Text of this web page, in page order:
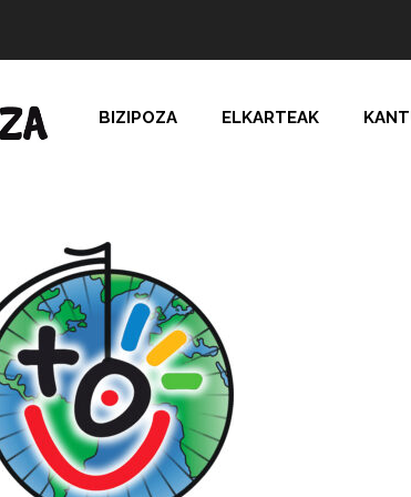
BIZIPOZA ELKARTEAK